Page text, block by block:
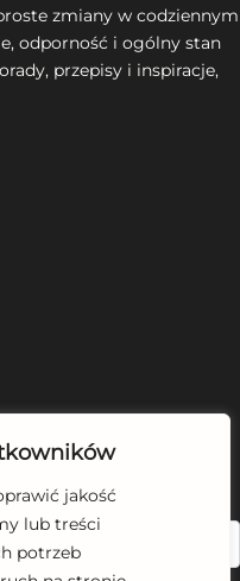
jakość
lub treści
potrzeb
zmiany w codziennym
odporność i ogólny stan
przepisy i inspiracje,